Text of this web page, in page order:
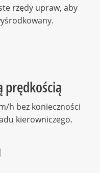
rzędy upraw, aby
prędkością
h bez konieczności
kierowniczego.